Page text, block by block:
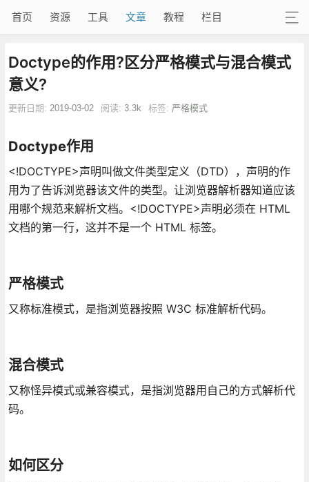
首页 资源 工具 文章 教程 栏目
Doctype的作用?区分严格模式与混合模式
意义?
更新日期: 2019-03-02 阅读: 3.3k 标签: 严格模式
Doctype作用
<!DOCTYPE>声明叫做文件类型定义（DTD），声明的作
用为了告诉浏览器该文件的类型。让浏览器解析器知道应该
用哪个规范来解析文档。<!DOCTYPE>声明必须在 HTML
文档的第一行，这并不是一个 HTML 标签。
严格模式
又称标准模式，是指浏览器按照 W3C 标准解析代码。
混合模式
又称怪异模式或兼容模式，是指浏览器用自己的方式解析代
码。
如何区分